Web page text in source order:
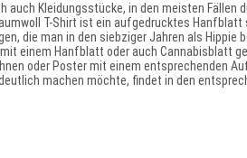
auch Kleidungsstücke, in den meisten Fällen
T-Shirt ist ein aufgedrucktes Hanfblatt
die man in den siebziger Jahren als
einem Hanfblatt oder auch Cannabisblatt
oder Poster mit einem entsprechenden
machen möchte, findet in den